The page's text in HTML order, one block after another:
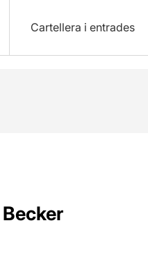
Cartellera i entrades